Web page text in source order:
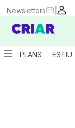
|
Newsletters
PLANS ESTIU